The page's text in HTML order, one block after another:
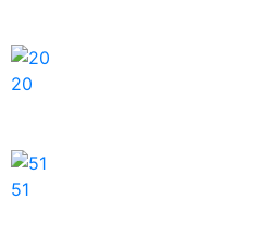
20
51